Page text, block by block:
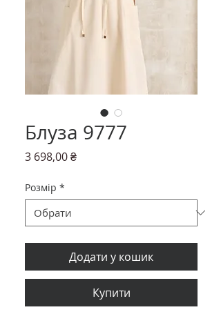
Блуза 9777
3 698,00 ₴Ціна
Розмір *
Додати у кошик
Купити